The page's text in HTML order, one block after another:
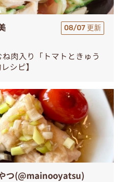
08/07 更新
肉入り「トマトときゅう
シピ】
つ(@mainooyatsu)